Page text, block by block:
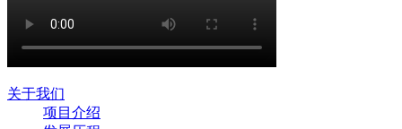
关于我们
项目介绍